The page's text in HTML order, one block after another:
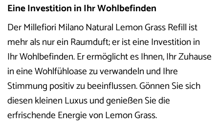
Eine Investition in Ihr Wohlbefinden
Der Millefiori Milano Natural Lemon Grass Refill ist
mehr als nur ein Raumduft; er ist eine Investition in
Ihr Wohlbefinden. Er ermöglicht es Ihnen, Ihr Zuhause
in eine Wohlfühloase zu verwandeln und Ihre
Stimmung positiv zu beeinflussen. Gönnen Sie sich
diesen kleinen Luxus und genießen Sie die
erfrischende Energie von Lemon Grass.